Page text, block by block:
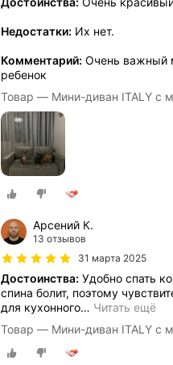
Недостатки: Их нет.
Комментарий: Очень важный
ребенок
Товар — Мини-диван ITALY с
Арсений К.
13 отзывов
31 марта 2025
Достоинства: Удобно спать
спина болит, поэтому
для кухонного… Читать ещё
Товар — Мини-диван ITALY с